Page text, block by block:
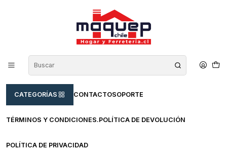
CATEGORÍAS CONTACTOSOPORTE
TÉRMINOS Y CONDICIONES.POLÍTICA DE DEVOLUCIÓN
POLÍTICA DE PRIVACIDAD